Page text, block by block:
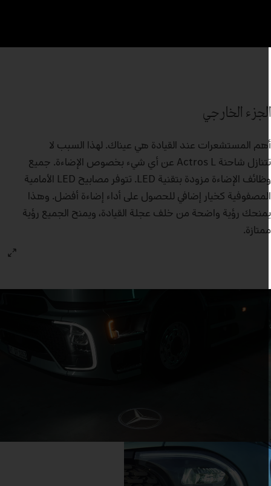
الخارجي
المستشعرات عند القيادة هي عيناك. لهذا السبب لا
تتنازل شاحنة Actros L عن أي شيء بخصوص الإضاءة. جميع
وظائف الإضاءة مزودة بتقنية LED. تتوفر مصابيح LED الأمامية
كخيار إضافي للحصول على أداء إضاءة أفضل. وهذا
رؤية واضحة من خلف عجلة القيادة، ويمنح الجميع رؤية